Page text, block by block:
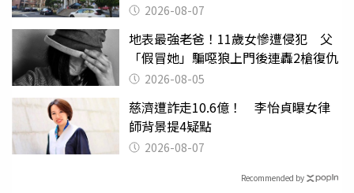
2026-08-07
地表最強老爸！11歲女慘遭侵犯 父
「假冒她」騙噁狼上門後連轟2槍復仇
2026-08-05
慈濟遭詐走10.6億！ 李怡貞曝女律
師背景提4疑點
2026-08-07
Recommended by